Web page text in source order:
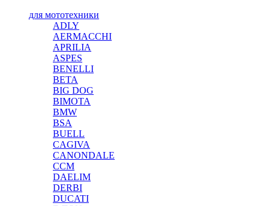
для мототехники
ADLY
AERMACCHI
APRILIA
ASPES
BENELLI
BETA
BIG DOG
BIMOTA
BMW
BSA
BUELL
CAGIVA
CANONDALE
CCM
DAELIM
DERBI
DUCATI